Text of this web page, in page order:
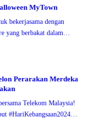
MyTown
bekerjasama dengan
yang berbakat dalam
Perarakan Merdeka
Telekom Malaysia!
#HariKebangsaan2024